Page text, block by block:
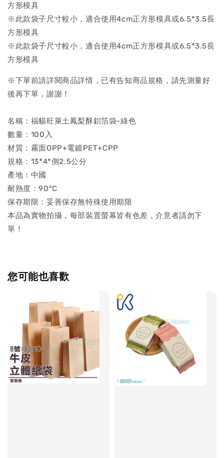
方形模具
※此款袋子尺寸較小，適合使用4cm正方形模具或6.5*3.5長
方形模具
※此款袋子尺寸較小，適合使用4cm正方形模具或6.5*3.5長
方形模具
※下單前請詳閱商品詳情，已有告知商品規格，請先測量好
後再下單，謝謝！
名稱：福貓旺萊土鳳梨酥鋁箔袋-綠色
數量：100入
材質：霧面OPP+電鍍PET+CPP
規格：13*4*側2.5公分
產地：中國
耐熱度：90°C
保存期限：妥善保存無特殊使用期限
本品為實物拍攝，每部裝置螢幕皆有色差，介意者請勿下
單！
您可能也喜歡